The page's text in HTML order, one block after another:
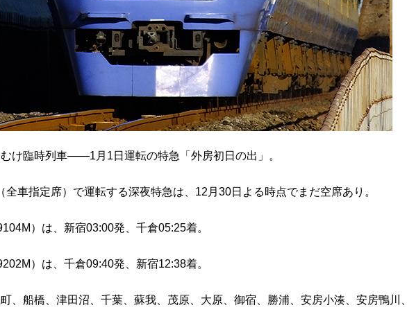
け臨時列車――1月1日運転の特急「外房初日の出」。
車指定席）で運転する深夜特急は、12月30日よる時点でまだ空席あり。
）は、新宿03:00発、千倉05:25着。
）は、千倉09:40発、新宿12:38着。
、船橋、津田沼、千葉、蘇我、茂原、大原、御宿、勝浦、安房小湊、安房鴨川、